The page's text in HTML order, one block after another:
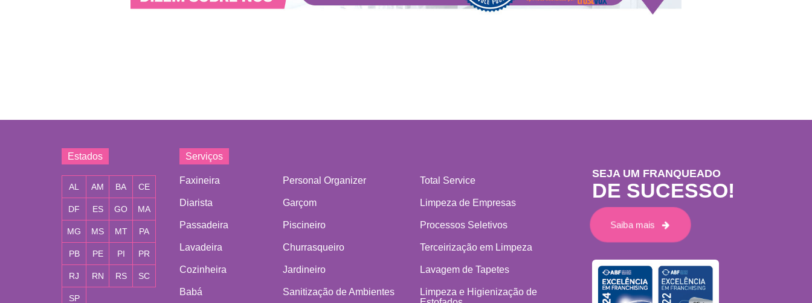
Estados
AL AM BA CE
DF ES GO MA
MG MS MT PA
PB PE PI PR
RJ RN RS SC
SP
Serviços
Faxineira
Diarista
Passadeira
Lavadeira
Cozinheira
Babá
Personal Organizer
Garçom
Piscineiro
Churrasqueiro
Jardineiro
Sanitização de Ambientes
Total Service
Limpeza de Empresas
Processos Seletivos
Terceirização em Limpeza
Lavagem de Tapetes
Limpeza e Higienização de
SEJA UM FRANQUEADO
DE SUCESSO!
Saiba mais